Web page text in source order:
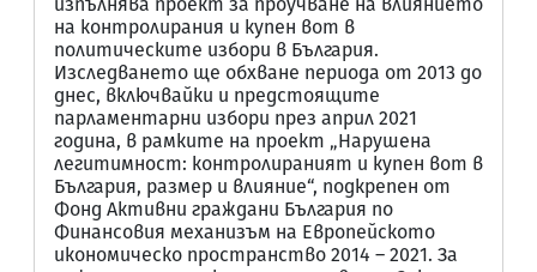
на контролирания и купен вот в
политическите избори в България.
Изследването ще обхване периода от 2013 до
днес, включвайки и предстоящите
парламентарни избори през април 2021
година, в рамките на проект „Нарушена
легитимност: контролираният и купен вот в
България, размер и влияние“, подкрепен от
Фонд Активни граждани България по
Финансовия механизъм на Европейското
икономическо пространство 2014 – 2021. За